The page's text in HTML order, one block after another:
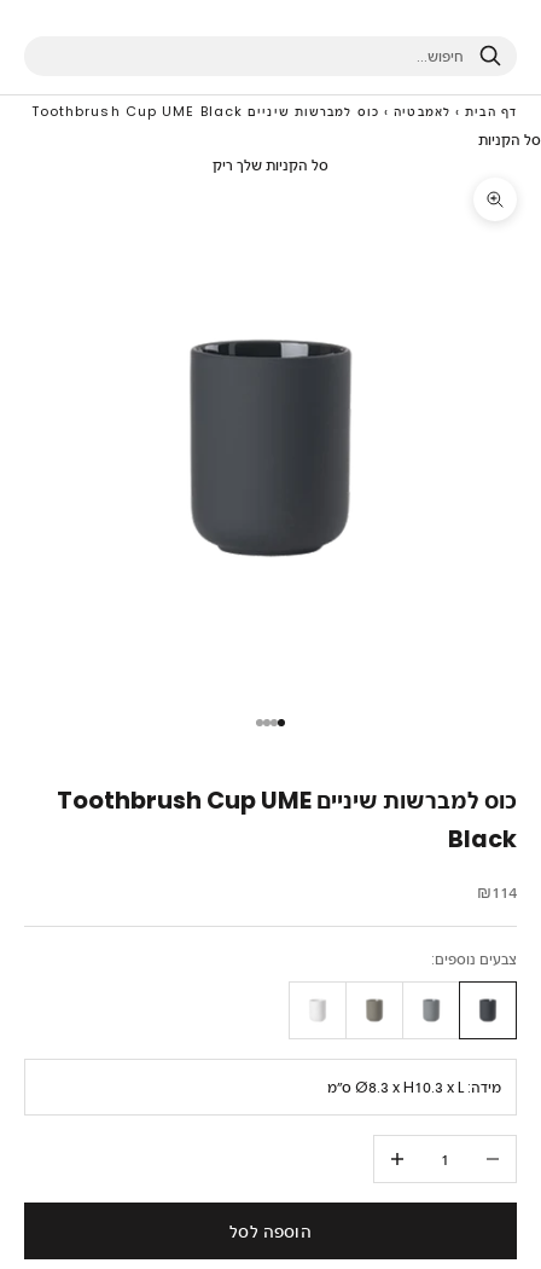
חיפוש
דף הבית › לאמבטיה › כוס למברשות שיניים Toothbrush Cup UME Black
סל הקניות
סל הקניות שלך ריק
תקריב
עבור לפריט 1
עבור לפריט 2
עבור לפריט 3
עבור לפריט 4
כוס למברשות שיניים Toothbrush Cup UME
Black
מחיר מבצע
₪114
צבעים נוספים:
מידה:Ø8.3 x H10.3 x L ס״מ
הגדלת הכמות
הוספה לסל